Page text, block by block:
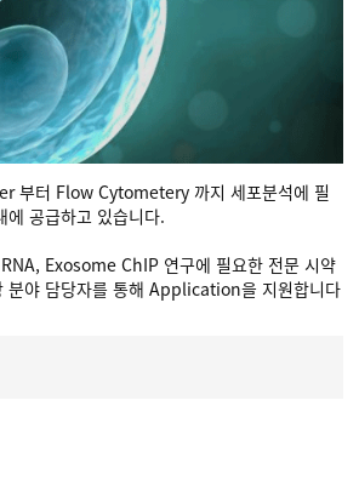
부터 Flow Cytometery 까지 세포분석에 필
에 공급하고 있습니다.
Exosome ChIP 연구에 필요한 전문 시약
분야 담당자를 통해 Application을 지원합니다